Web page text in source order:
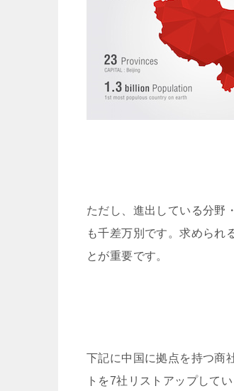
ただし、進出している分野
も千差万別です。求められ
とが重要です。
下記に中国に拠点を持つ商
トを7社リストアップして